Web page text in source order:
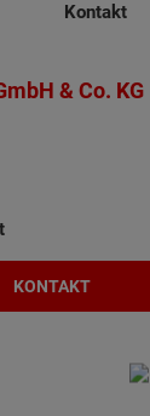
Kontakt
& Co. KG
KONTAKT